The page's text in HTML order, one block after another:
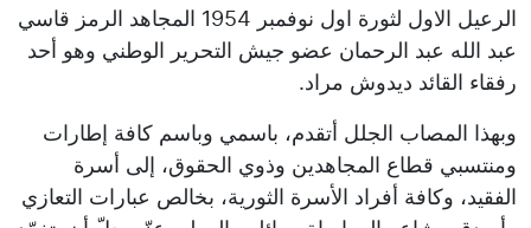
الرعيل الاول لثورة اول نوفمبر 1954 المجاهد الرمز قاسي
عبد الله عبد الرحمان عضو جيش التحرير الوطني وهو أحد
رفقاء القائد ديدوش مراد.
وبهذا المصاب الجلل أتقدم، باسمي وباسم كافة إطارات
ومنتسبي قطاع المجاهدين وذوي الحقوق، إلى أسرة
الفقيد، وكافة أفراد الأسرة الثورية، بخالص عبارات التعازي